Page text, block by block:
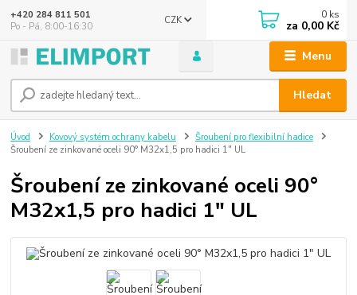
Menu
CZK
Hledat
+420 284 811 501
Po - Pá, 8:00-16:30
0 ks
za 0,00 Kč
Úvod Kovový systém ochrany kabelu
Šroubení pro flexibilní hadice
Šroubení ze zinkované oceli 90° M32x1,5 pro hadici 1" UL
Šroubení ze zinkované oceli 90°
M32x1,5 pro hadici 1" UL